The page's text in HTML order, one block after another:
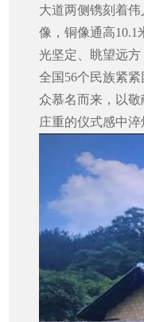
大道两侧镌刻着
像，铜像通高10.1
光坚定、眺望远
全国 56个民族紧紧
众慕名而来，以
庄重的仪式感中淬